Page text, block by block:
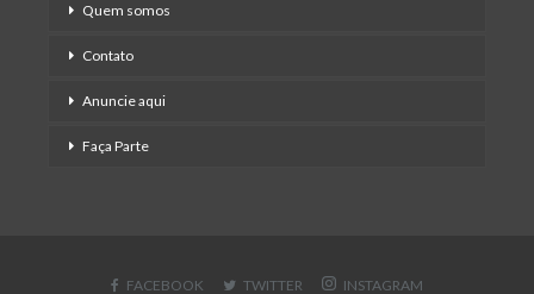
Quem somos
Contato
Anuncie aqui
Faça Parte
FACEBOOK TWITTER INSTAGRAM